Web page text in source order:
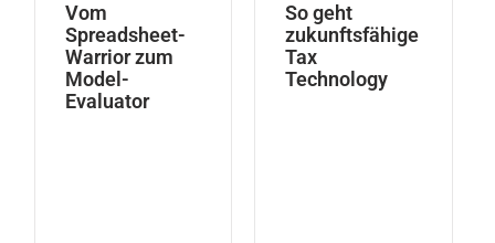
Vom
Spreadsheet-
Warrior zum
Model-
Evaluator
So geht
zukunftsfähige
Tax
Technology